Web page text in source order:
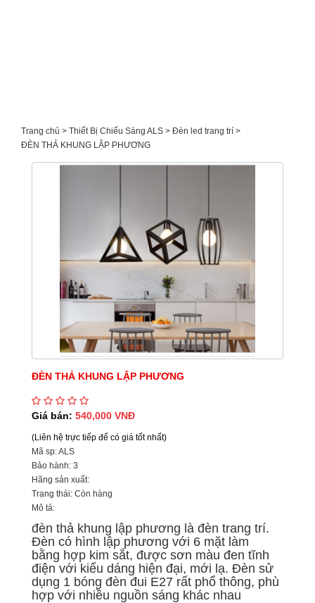
Trang chủ Thiết Bị Chiếu Sáng ALS
Đèn led trang trí
ĐÈN THẢ KHUNG LẬP PHƯƠNG
ĐÈN THẢ KHUNG LẬP PHƯƠNG
Giá bán: 540,000 VNĐ
(Liên hệ trực tiếp để có giá tốt nhất)
Mã sp: ALS
Bảo hành: 3
Hãng sản xuất:
Trạng thái: Còn hàng
Mô tả:
đèn thả khung lập phương là đèn trang trí.
Đèn có hình lập phương với 6 mặt làm
bằng hợp kim sắt, được sơn màu đen tĩnh
điện với kiểu dáng hiện đại, mới lạ. Đèn sử
dụng 1 bóng đèn đui E27 rất phổ thông, phù
hợp với nhiều nguồn sáng khác nhau